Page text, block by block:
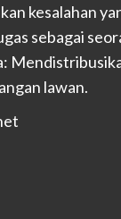
kesalahan
sebagai
lawan.